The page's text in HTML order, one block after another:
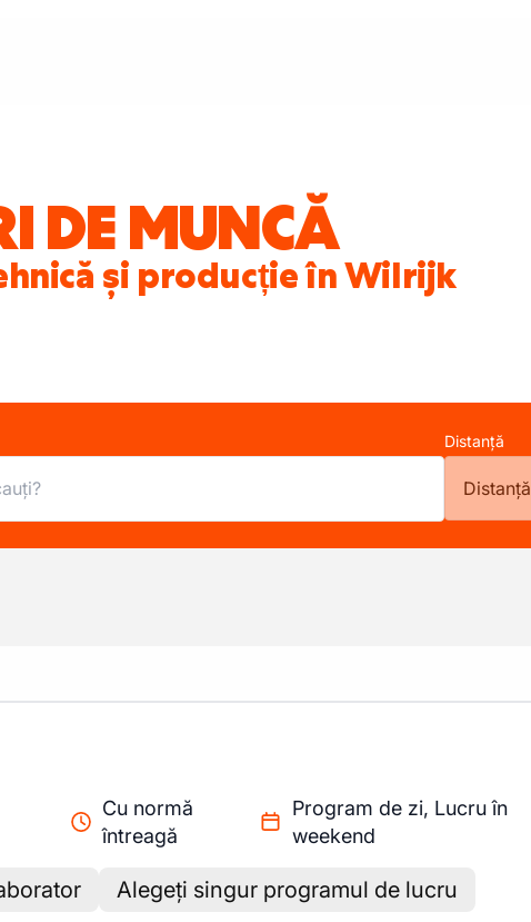
DE MUNCĂ
și producție în Wilrijk
Distanță
Distanță
Cu normă
întreagă
Program de zi, Lucru în
weekend
Alegeți singur programul de lucru